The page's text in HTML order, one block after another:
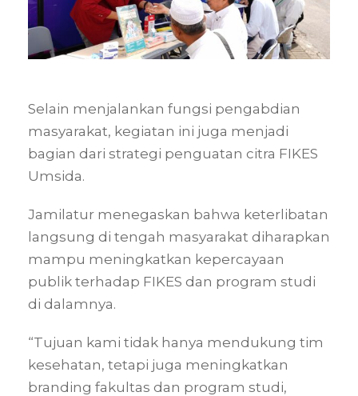
Selain menjalankan fungsi pengabdian
masyarakat, kegiatan ini juga menjadi
bagian dari strategi penguatan citra FIKES
Umsida.
Jamilatur menegaskan bahwa keterlibatan
langsung di tengah masyarakat diharapkan
mampu meningkatkan kepercayaan
publik terhadap FIKES dan program studi
di dalamnya.
“Tujuan kami tidak hanya mendukung tim
kesehatan, tetapi juga meningkatkan
branding fakultas dan program studi,